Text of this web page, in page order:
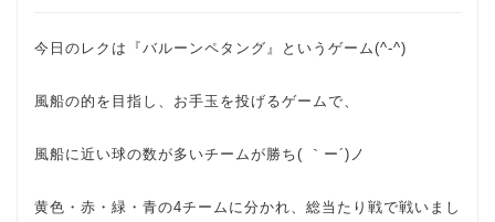
今日のレクは『バルーンペタング』というゲーム(^-^)
風船の的を目指し、お手玉を投げるゲームで、
風船に近い球の数が多いチームが勝ち( ｀ー´)ノ
黄色・赤・緑・青の4チームに分かれ、総当たり戦で戦いまし